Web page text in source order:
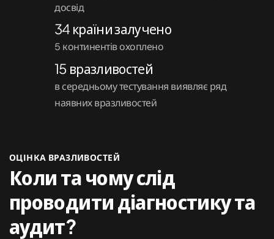
досвід
34 країни залучено
5 континентів охоплено
15 вразливостей
в середньому тестування виявляє ряд
наявних вразливостей
ОЦІНКА ВРАЗЛИВОСТЕЙ
Коли та чому слід
проводити діагностику та
аудит?